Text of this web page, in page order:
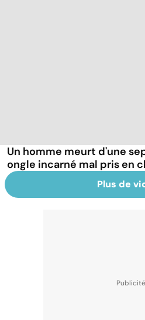
Un homme meurt d'une
ongle incarné mal pris en
Plus de